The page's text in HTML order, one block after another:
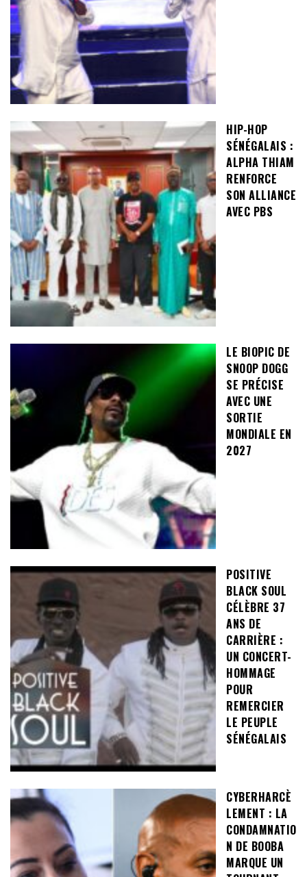
HIP-HOP
SÉNÉGALAIS :
ALPHA THIAM
RENFORCE
SON ALLIANCE
AVEC PBS
LE BIOPIC DE
SNOOP DOGG
SE PRÉCISE
AVEC UNE
SORTIE
MONDIALE EN
2027
POSITIVE
BLACK SOUL
CÉLÈBRE 37
ANS DE
CARRIÈRE :
UN CONCERT-
HOMMAGE
POUR
REMERCIER
LE PEUPLE
SÉNÉGALAIS
CYBERHARCÈ
LEMENT : LA
CONDAMNATIO
N DE BOOBA
MARQUE UN